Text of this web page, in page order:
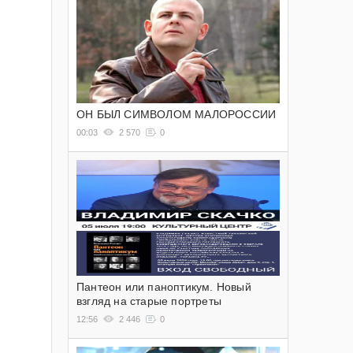
ОН БЫЛ СИМВОЛОМ МАЛОРОССИИ
00:03 2 570 0
Пантеон или паноптикум. Новый
взгляд на старые портреты
12:56 2 446 0